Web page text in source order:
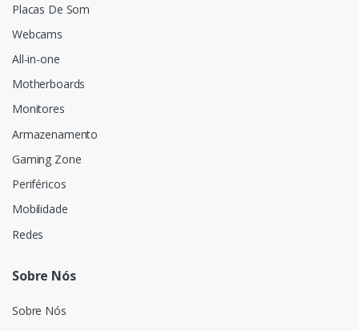
Placas De Som
Webcams
All-in-one
Motherboards
Monitores
Armazenamento
Gaming Zone
Periféricos
Mobilidade
Redes
Sobre Nós
Sobre Nós